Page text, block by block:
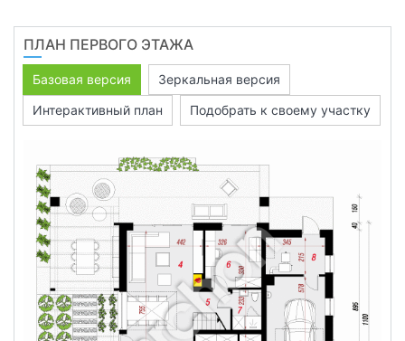
ПЛАН ПЕРВОГО ЭТАЖА
Базовая версия
Зеркальная версия
Интерактивный план
Подобрать к своему участку